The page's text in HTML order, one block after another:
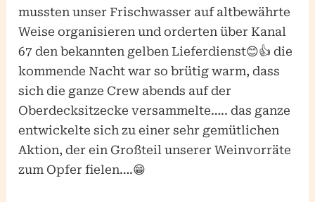
mussten unser Frischwasser auf altbewährte
Weise organisieren und orderten über Kanal
67 den bekannten gelben Lieferdienst😊👍 die
kommende Nacht war so brütig warm, dass
sich die ganze Crew abends auf der
Oberdecksitzecke versammelte….. das ganze
entwickelte sich zu einer sehr gemütlichen
Aktion, der ein Großteil unserer Weinvorräte
zum Opfer fielen….😁